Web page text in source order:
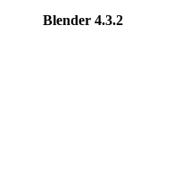
Blender 4.3.2